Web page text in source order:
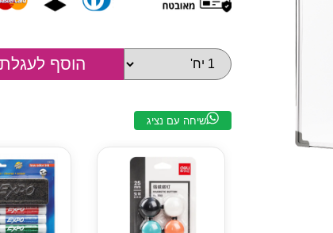
שיחה עם נציג